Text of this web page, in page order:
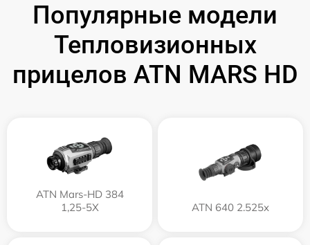
Популярные модели
Тепловизионных
прицелов ATN MARS HD
ATN Mars-HD 384
1,25-5X
ATN 640 2.525x